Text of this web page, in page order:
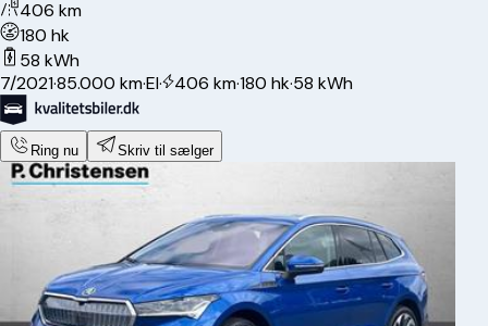
406 km
180 hk
58 kWh
7/2021·85.000 km·El· 406 km·180 hk·58 kWh
Ring nu Skriv til sælger